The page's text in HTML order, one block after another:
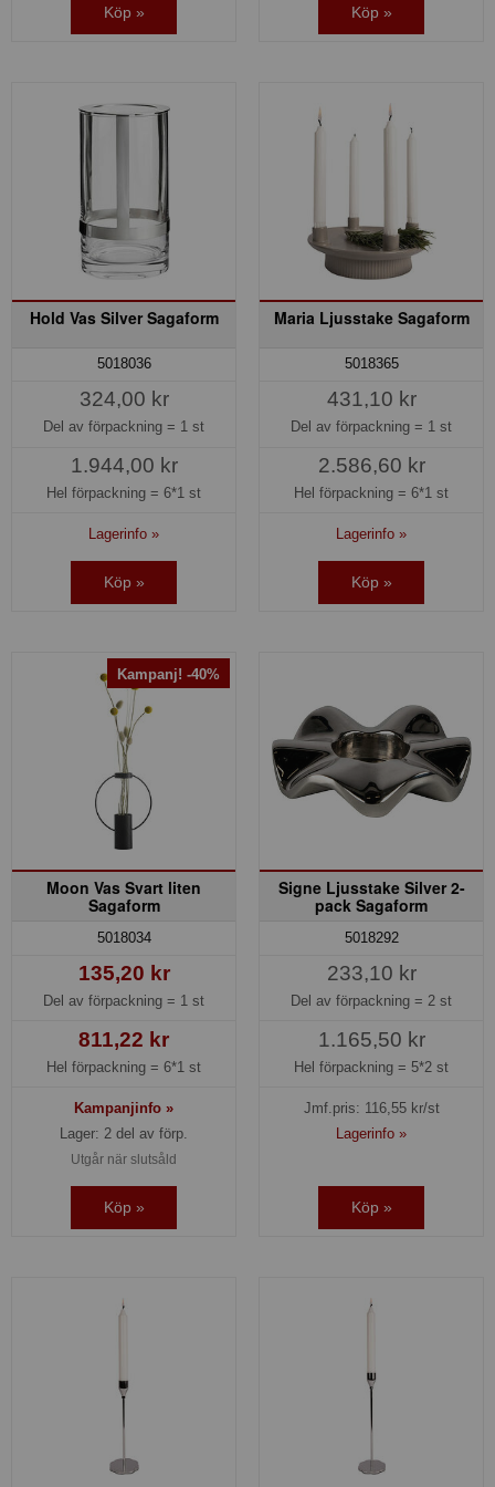
Köp » Köp »
Hold Vas Silver Sagaform
5018036
324,00 kr
Del av förpackning = 1 st
1.944,00 kr
Hel förpackning = 6*1 st
Lagerinfo »
Köp »
Maria Ljusstake Sagaform
5018365
431,10 kr
Del av förpackning = 1 st
2.586,60 kr
Hel förpackning = 6*1 st
Lagerinfo »
Köp »
Kampanj! -40%
Moon Vas Svart liten
Sagaform
5018034
135,20 kr
Del av förpackning = 1 st
811,22 kr
Hel förpackning = 6*1 st
Kampanjinfo »
Lager: 2 del av förp.
Utgår när slutsåld
Köp »
Signe Ljusstake Silver 2-
pack Sagaform
5018292
233,10 kr
Del av förpackning = 2 st
1.165,50 kr
Hel förpackning = 5*2 st
Jmf.pris: 116,55kr/st
Lagerinfo »
Köp »